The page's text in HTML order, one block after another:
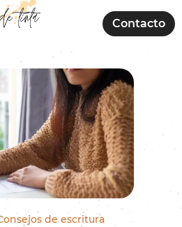
Contacto
de escritura